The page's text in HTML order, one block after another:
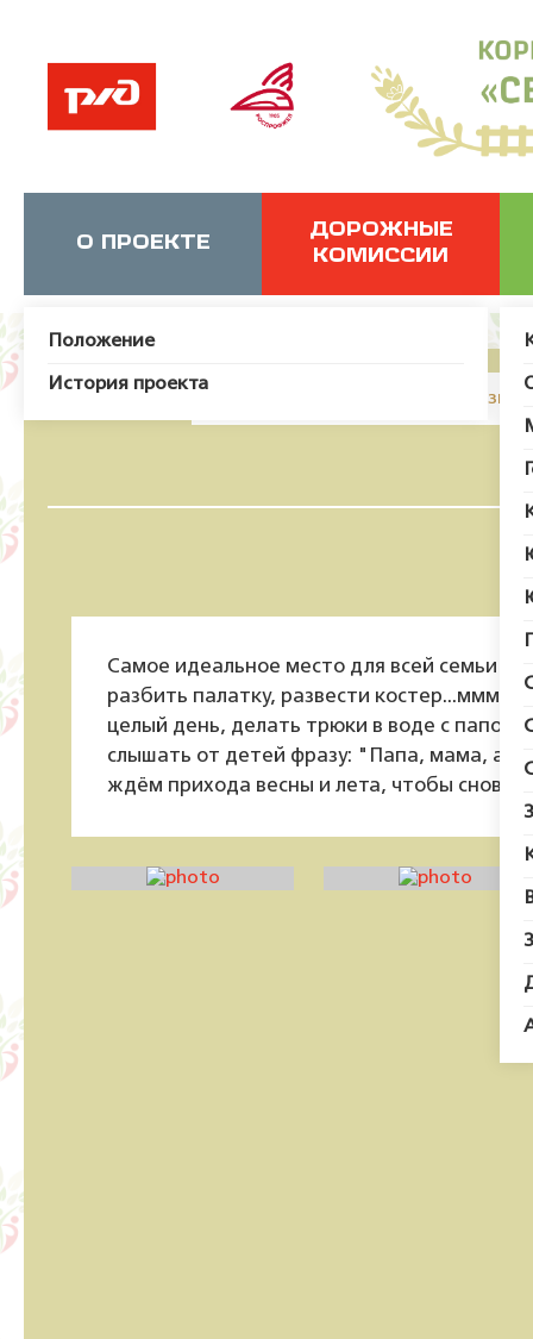
О ПРОЕКТЕ
Положение
История проекта
ДОРОЖНЫЕ
КОМИССИИ
JUser: :_load: Не удалось
Самое идеальное место для всей семьи -
разбить палатку, развести
целый день, делать трюки в воде с
слышать от детей фразу: "Папа, мама, а
ждём прихода весны и лета, чтобы снова